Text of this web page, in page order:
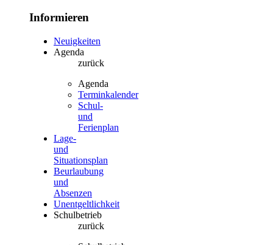
Informieren
Neuigkeiten
Agenda
zurück
Agenda
Terminkalender
Schul-
und
Ferienplan
Lage-
und
Situationsplan
Beurlaubung
und
Absenzen
Unentgeltlichkeit
Schulbetrieb
zurück